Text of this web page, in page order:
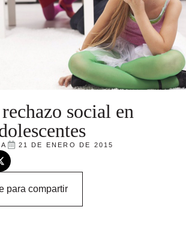
social en
21 DE ENERO DE 2015
para compartir